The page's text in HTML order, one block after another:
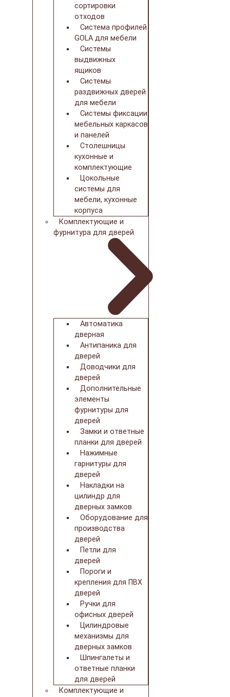
сортировки
отходов
Система профилей
GOLA для мебели
Системы
выдвижных
ящиков
Системы
раздвижных дверей
для мебели
Системы фиксации
мебельных каркасов
и панелей
Столешницы
кухонные и
комплектующие
Цокольные
системы для
мебели, кухонные
корпуса
Комплектующие и
фурнитура для дверей
Автоматика
дверная
Антипаника для
дверей
Доводчики для
дверей
Дополнительные
элементы
фурнитуры для
дверей
Замки и ответные
планки для дверей
Нажимные
гарнитуры для
дверей
Накладки на
цилиндр для
дверных замков
Оборудование для
производства
дверей
Петли для
дверей
Пороги и
крепления для ПВХ
дверей
Ручки для
офисных дверей
Цилиндровые
механизмы для
дверных замков
Шпингалеты и
ответные планки
для дверей
Комплектующие и